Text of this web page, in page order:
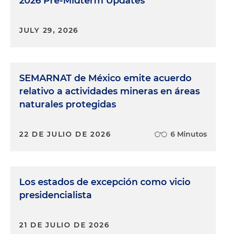
JULY 29, 2026
SEMARNAT de México emite acuerdo
relativo a actividades mineras en áreas
naturales protegidas
22 DE JULIO DE 2026 6 Minutos
Los estados de excepción como vicio
presidencialista
21 DE JULIO DE 2026